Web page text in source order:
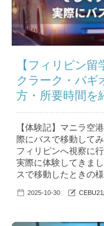
【フィリピン
クラーク・バギ
方・所要時間を
【体験記】マニラ空
際にバスで移動して
フィリピンへ視察に
実際に体験してきま
スで移動したときの
2025-10-30